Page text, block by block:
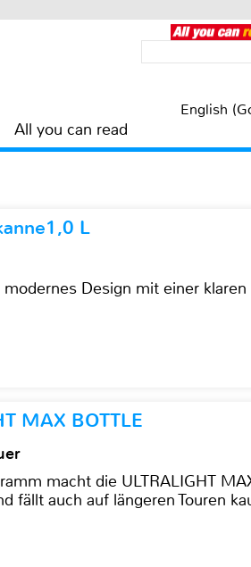
English
All you can read
L
Design mit einer klaren
MAX BOTTLE
macht die ULTRALIGHT
fällt auch auf längeren Touren